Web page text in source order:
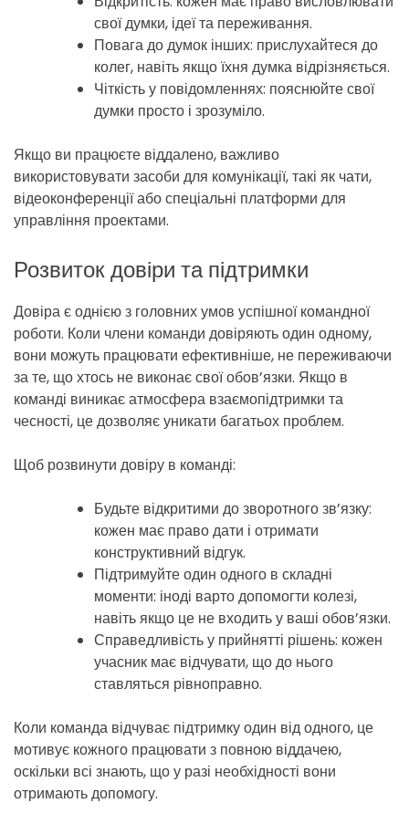
свої думки, ідеї та переживання.
Повага до думок інших: прислухайтеся до
колег, навіть якщо їхня думка відрізняється.
Чіткість у повідомленнях: пояснюйте свої
думки просто і зрозуміло.
Якщо ви працюєте віддалено, важливо
використовувати засоби для комунікації, такі як чати,
відеоконференції або спеціальні платформи для
управління проектами.
Розвиток довіри та підтримки
Довіра є однією з головних умов успішної командної
роботи. Коли члени команди довіряють один одному,
вони можуть працювати ефективніше, не переживаючи
за те, що хтось не виконає свої обов’язки. Якщо в
команді виникає атмосфера взаємопідтримки та
чесності, це дозволяє уникати багатьох проблем.
Щоб розвинути довіру в команді:
Будьте відкритими до зворотного зв’язку:
кожен має право дати і отримати
конструктивний відгук.
Підтримуйте один одного в складні
моменти: іноді варто допомогти колезі,
навіть якщо це не входить у ваші обов’язки.
Справедливість у прийнятті рішень: кожен
учасник має відчувати, що до нього
ставляться рівноправно.
Коли команда відчуває підтримку один від одного, це
мотивує кожного працювати з повною віддачею,
оскільки всі знають, що у разі необхідності вони
отримають допомогу.